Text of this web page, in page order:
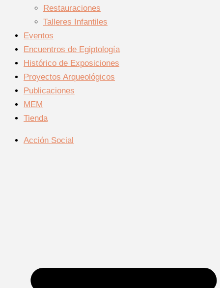
Restauraciones
Talleres Infantiles
Eventos
Encuentros de Egiptología
Histórico de Exposiciones
Proyectos Arqueológicos
Publicaciones
MEM
Tienda
Acción Social